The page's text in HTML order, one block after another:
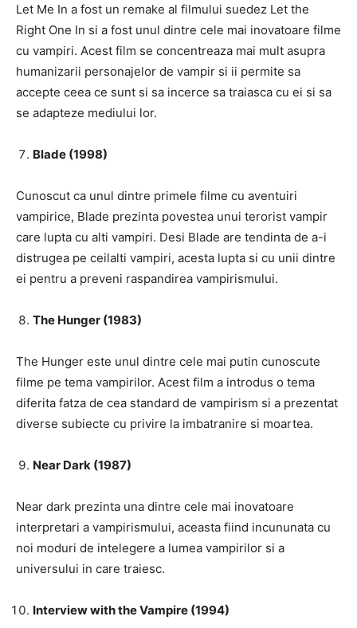
Let Me In a fost un remake al filmului suedez Let the
Right One In si a fost unul dintre cele mai inovatoare filme
cu vampiri. Acest film se concentreaza mai mult asupra
humanizarii personajelor de vampir si ii permite sa
accepte ceea ce sunt si sa incerce sa traiasca cu ei si sa
se adapteze mediului lor.
Blade (1998)
Cunoscut ca unul dintre primele filme cu aventuiri
vampirice, Blade prezinta povestea unui terorist vampir
care lupta cu alti vampiri. Desi Blade are tendinta de a-i
distrugea pe ceilalti vampiri, acesta lupta si cu unii dintre
ei pentru a preveni raspandirea vampirismului.
The Hunger (1983)
The Hunger este unul dintre cele mai putin cunoscute
filme pe tema vampirilor. Acest film a introdus o tema
diferita fatza de cea standard de vampirism si a prezentat
diverse subiecte cu privire la imbatranire si moartea.
Near Dark (1987)
Near dark prezinta una dintre cele mai inovatoare
interpretari a vampirismului, aceasta fiind incununata cu
noi moduri de intelegere a lumea vampirilor si a
universului in care traiesc.
Interview with the Vampire (1994)